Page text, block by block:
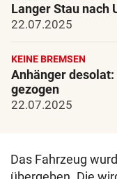
Langer Stau nach
22.07.2025
KEINE BREMSEN
Anhänger
gezogen
22.07.2025
Das Fahrzeug